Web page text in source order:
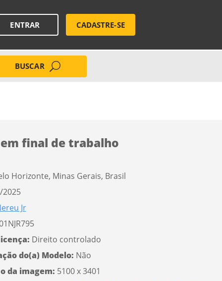
ENTRAR CADASTRE-SE
BUSCAR
final de trabalho
Horizonte, Minas Gerais, Brasil
2025
Jr
Direito controlado
do(a) Modelo: Não
da imagem: 5100 x 3401